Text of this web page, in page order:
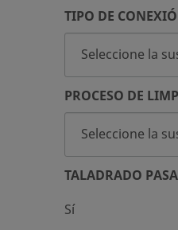
TIPO DE
PROCESO DE
Sí
TALADRADO